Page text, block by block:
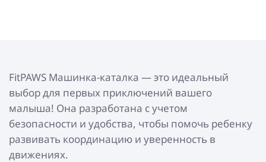
FitPAWS Машинка-каталка — это идеальный
выбор для первых приключений вашего
малыша! Она разработана с учетом
безопасности и удобства, чтобы помочь ребенку
развивать координацию и уверенность в
движениях.